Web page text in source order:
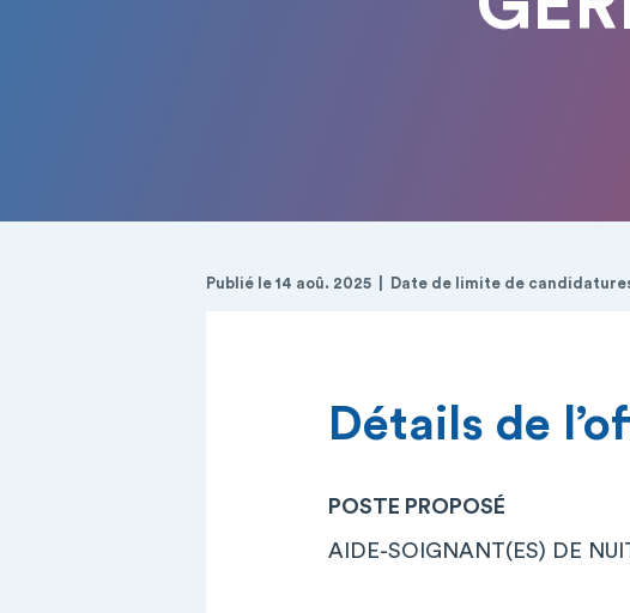
Publié le 14 aoû. 2025 Date de limite de
Détails de
POSTE PROPOSÉ
AIDE-SOIGNANT(ES) DE